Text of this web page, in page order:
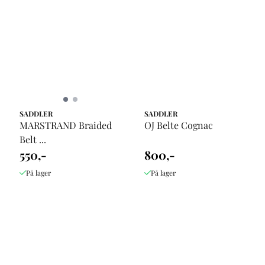
SADDLER
MARSTRAND Braided
Belt ...
550,-
På lager
SADDLER
OJ Belte Cognac
800,-
På lager